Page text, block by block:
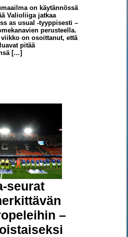
on käytännössä
Valioliiga jatkaa
as usual -tyyppisesti –
perusteella.
viikko on osoittanut, että
pitää
[…]
seurat
–